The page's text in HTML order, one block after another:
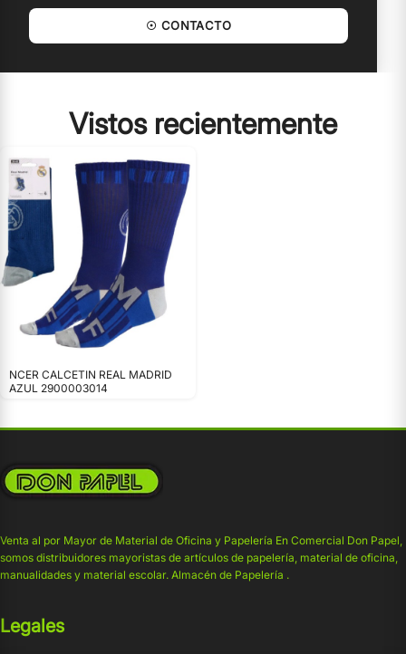
☉ CONTACTO
Vistos recientemente
NCER CALCETIN REAL MADRID
AZUL 2900003014
Venta al por Mayor de Material de Oficina y Papelería En Comercial Don Papel,
somos distribuidores mayoristas de artículos de papelería, material de oficina,
manualidades y material escolar. Almacén de Papelería .
Legales